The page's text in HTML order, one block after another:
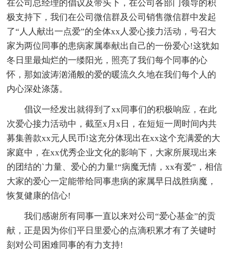
在公司总经理的倡议及带头下，在公司各部门领导的积
极支持下，我们在公司微信群及公司销售微信群中发起
了“人人献出一点爱”的全体xx人爱心接力活动，号召大
家为两位同事的患病家属奉献出自己的一份爱心!这犹如
冬日里最灿烂的一缕阳光，照亮了我们每个同事的心
怀，那如波涛汹涌般的爱的暖流久久地在我们每个人的
内心深处涤荡。
倡议一经发出就得到了xx同事们的积极响应，在此
次爱心接力活动中，截至x月x日，在短短一周时间内共
募集善款xx元人民币!这充分体现出在xx这个充满爱的大
家庭中，在xx优秀企业文化的影响下，大家所展现出来
的团结的`力量、爱心的力量!“病魔无情，xx有爱”，相信
大家的爱心一定能带给同事患病的家属早日战胜病魔，
恢复健康的信心!
我们感谢所有同事一直以来对公司“爱心基金”的贡
献，正是因为你们平日里爱心的点滴积累才有了关键时
刻对公司困难同事的有力支持!